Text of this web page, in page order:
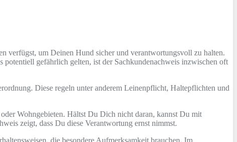
verfügst, um Deinen Hund sicher und verantwortungsvoll zu halten.
gefährlich gelten, ist der Sachkundenachweis inzwischen oft
Diese regeln unter anderem Leinenpflicht, Haltepflichten und
Wohngebieten. Hältst Du Dich nicht daran, kannst Du mit
zeigt, dass Du diese Verantwortung ernst nimmst.
die besondere Aufmerksamkeit brauchen. Im